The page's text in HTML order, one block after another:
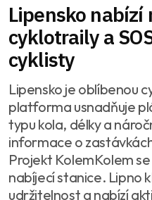
Lipensko nabízí
cyklotraily a
cyklisty
Lipensko je oblíbenou
platforma usnadňuje
typu kola, délky a
informace o
Projekt KolemKolem
nabíjecí stanice. Lipno
udržitelnost a nabízí